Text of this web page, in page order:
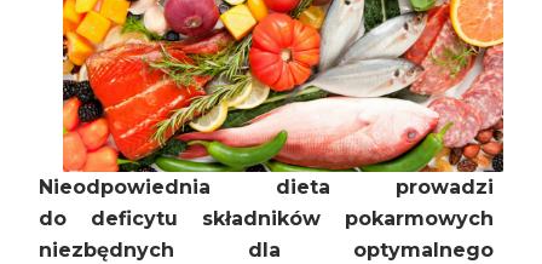
Nieodpowiednia dieta prowadzi
do deficytu składników pokarmowych
niezbędnych dla optymalnego